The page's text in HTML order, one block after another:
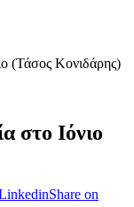
(Τάσος Κονιδάρης)
στο Ιόνιο
Share on